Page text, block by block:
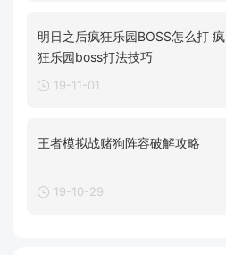
明日之后疯狂乐园BOSS怎么打 疯
狂乐园boss打法技巧
19-11-01
王者模拟战赌狗阵容破解攻略
19-10-29